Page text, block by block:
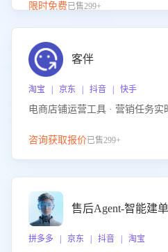
的应对要点，轻松提升服务能力
限时免费已售299+
客伴
淘宝 | 京东 | 抖音 | 快手
电商店铺运营工具 · 营销任务实
咨询获取报价已售299+
售后Agent-智能建单
拼多多 | 京东 | 抖音 | 淘宝